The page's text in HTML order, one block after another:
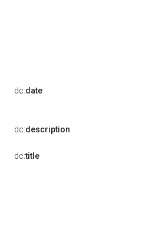
dc:date
dc:description
dc:title